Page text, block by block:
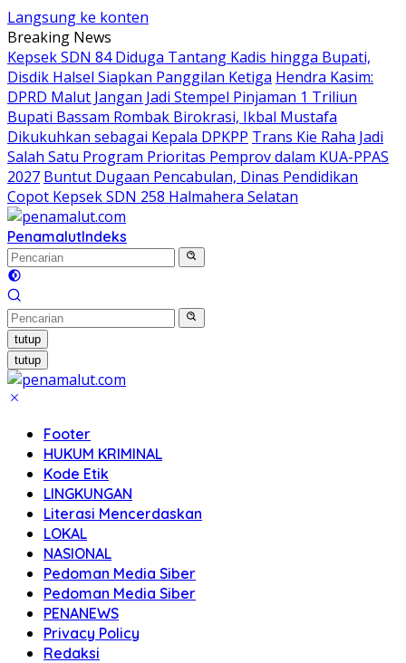
Langsung ke konten
Breaking News
Kepsek SDN 84 Diduga Tantang Kadis hingga Bupati,
Disdik Halsel Siapkan Panggilan Ketiga Hendra Kasim:
DPRD Malut Jangan Jadi Stempel Pinjaman 1 Triliun
Bupati Bassam Rombak Birokrasi, Ikbal Mustafa
Dikukuhkan sebagai Kepala DPKPP Trans Kie Raha Jadi
Salah Satu Program Prioritas Pemprov dalam KUA-PPAS
2027 Buntut Dugaan Pencabulan, Dinas Pendidikan
Copot Kepsek SDN 258 Halmahera Selatan
PenamalutIndeks
tutup
tutup
Footer
HUKUM KRIMINAL
Kode Etik
LINGKUNGAN
Literasi Mencerdaskan
LOKAL
NASIONAL
Pedoman Media Siber
Pedoman Media Siber
PENANEWS
Privacy Policy
Redaksi